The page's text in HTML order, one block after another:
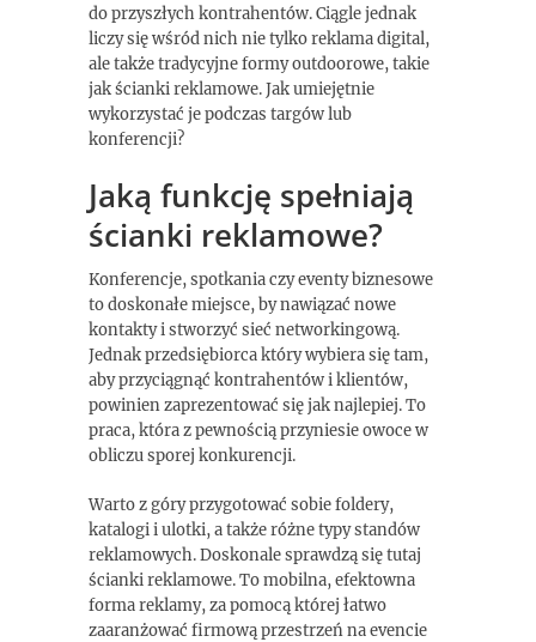
do przyszłych kontrahentów. Ciągle jednak
liczy się wśród nich nie tylko reklama digital,
ale także tradycyjne formy outdoorowe, takie
jak ścianki reklamowe. Jak umiejętnie
wykorzystać je podczas targów lub
konferencji?
Jaką funkcję spełniają
ścianki reklamowe?
Konferencje, spotkania czy eventy biznesowe
to doskonałe miejsce, by nawiązać nowe
kontakty i stworzyć sieć networkingową.
Jednak przedsiębiorca który wybiera się tam,
aby przyciągnąć kontrahentów i klientów,
powinien zaprezentować się jak najlepiej. To
praca, która z pewnością przyniesie owoce w
obliczu sporej konkurencji.
Warto z góry przygotować sobie foldery,
katalogi i ulotki, a także różne typy standów
reklamowych. Doskonale sprawdzą się tutaj
ścianki reklamowe. To mobilna, efektowna
forma reklamy, za pomocą której łatwo
zaaranżować firmową przestrzeń na evencie